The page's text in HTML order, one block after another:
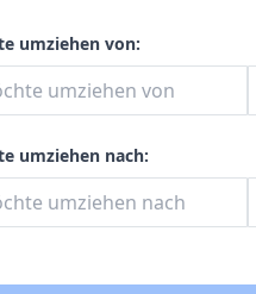
umziehen von:
umziehen nach: